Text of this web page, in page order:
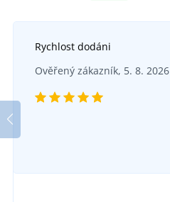
Rychlost dodáni
Ověřený zákazník, 5. 8. 2026